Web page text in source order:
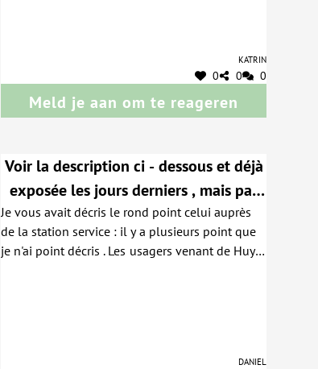
Katrin
0 0 0
Meld je aan om te reageren
Voir la description ci - dessous et déjà
exposée les jours derniers , mais pas
dans son entièreté .
Je vous avait décris le rond point celui auprès
de la station service : il y a plusieurs point que
je n'ai point décris . Les usagers venant de Huy
Daniel